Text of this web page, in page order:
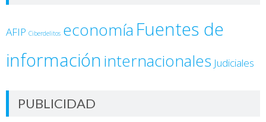
AFIP Ciberdelitos economía Fuentes de
informacióninternacionales Judiciales
PUBLICIDAD